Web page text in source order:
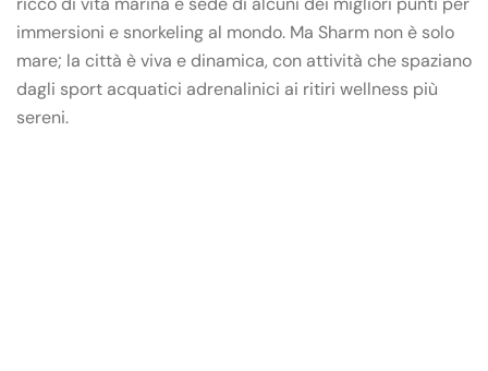
immersioni e snorkeling al mondo. Ma Sharm non è solo
mare; la città è viva e dinamica, con attività che spaziano
dagli sport acquatici adrenalinici ai ritiri wellness più
sereni.